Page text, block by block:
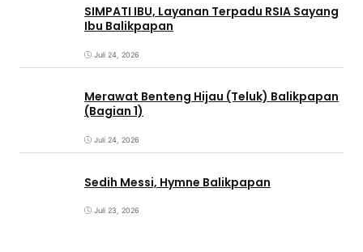
SIMPATI IBU, Layanan Terpadu RSIA Sayang
Ibu Balikpapan
Juli 24, 2026
Merawat Benteng Hijau (Teluk) Balikpapan
(Bagian 1)
Juli 24, 2026
Sedih Messi, Hymne Balikpapan
Juli 23, 2026